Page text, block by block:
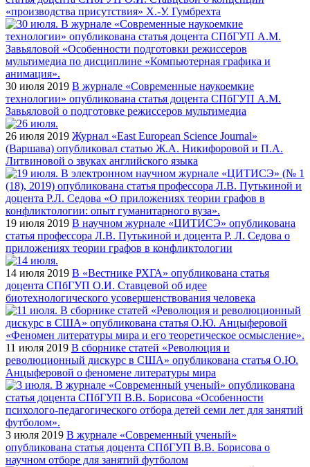
«производства присутствия» Х.-У. Гумбрехта
30 июля 2019 В журнале «Современные наукоемкие
технологии» опубликована статья доцента СПбГУП А.М.
Завьяловой о подготовке режиссеров мультимедиа
26 июля 2019 Журнал «East European Science Journal»
(Варшава) опубликовал статью Ж.А. Никифоровой и П.А.
Литвиновой о звуках английского языка
19 июля 2019 В научном журнале «ЦИТИСЭ» опубликована
статья профессора Л.В. Путькиной и доцента Р. Л. Седова о
приложениях теории графов в конфликтологии
14 июля 2019 В «Вестнике РХГА» опубликована статья
доцента СПбГУП О.И. Ставцевой об идее
биотехнологического усовершенствования человека
11 июля 2019 В сборнике статей «Революция и
революционный дискурс в США» опубликована статья О.Ю.
Анцыферовой о феномене литературы мира
3 июля 2019 В журнале «Современный ученый»
опубликована статья доцента СПбГУП В.В. Борисова о
научном отборе для занятий футболом